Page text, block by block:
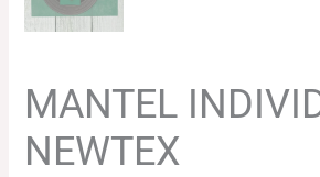
MANTEL
NEWTEX